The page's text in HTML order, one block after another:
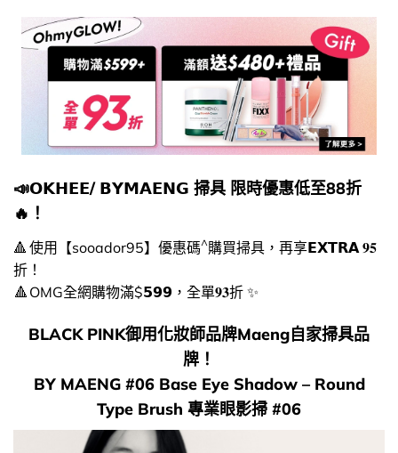
📣𝗢𝗞𝗛𝗘𝗘/ 𝗕𝗬𝗠𝗔𝗘𝗡𝗚 掃具 限時優惠低至88折
🔥！
🔺 使用【sooador95】優惠碼^購買掃具，再享𝗘𝗫𝗧𝗥𝗔 𝟗𝟓
折！
🔺 OMG全網購物滿$𝟱𝟵𝟵，全單𝟗𝟑折 ✨
BLACK PINK御用化妝師品牌Maeng自家掃具品
牌！
BY MAENG #06 Base Eye Shadow – Round
Type Brush 專業眼影掃 #06